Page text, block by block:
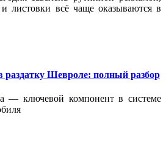
листовки всё чаще оказываются в
раздатку Шевроле: полный разбор
— ключевой компонент в системе